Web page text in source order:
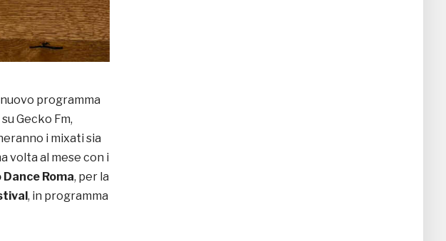
programma
Gecko Fm,
i mixati sia
volta al mese con i
Dance Roma, per la
, in programma